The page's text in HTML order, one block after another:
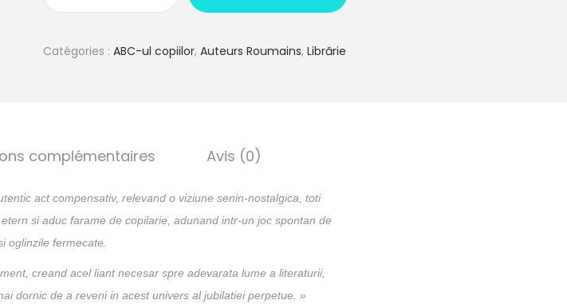
Catégories : ABC-ul copiilor, Auteurs Roumains, Librărie
complémentaires Avis (0)
act compensativ, relevand o viziune senin-nostalgica, toti
si aduc farame de copilarie, adunand intr-un joc spontan de
oglinzile fermecate.
creand acel liant necesar spre adevarata lume a literaturii,
dornic de a reveni in acest univers al jubilatiei perpetue. »